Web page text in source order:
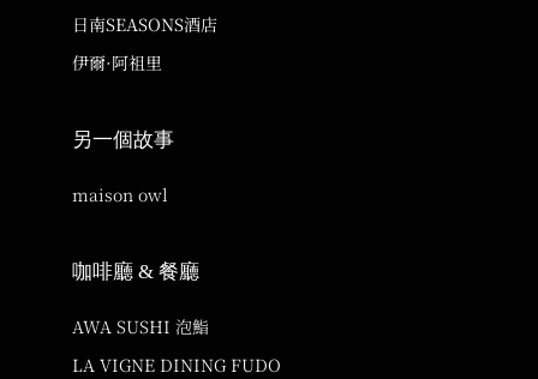
日南SEASONS酒店
伊爾·阿祖里
另一個故事
maison owl
咖啡廳 & 餐廳
AWA SUSHI 泡鮨
LA VIGNE DINING FUDO